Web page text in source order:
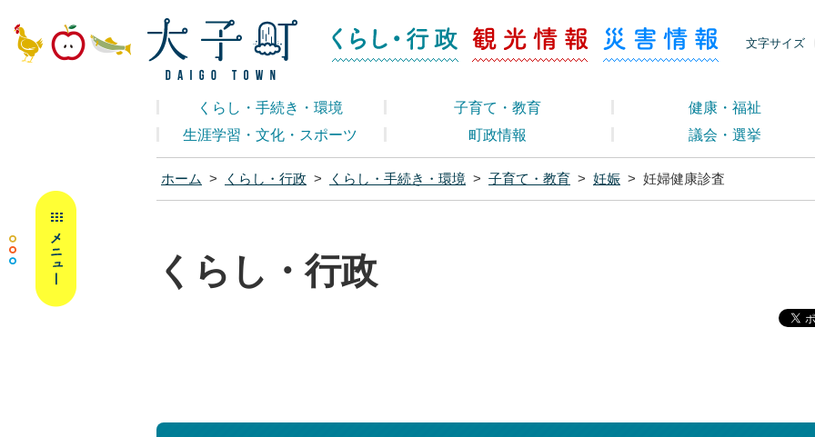
大子町ホームページ くらし・行政
文字サイズ
くらし・行政 観光情報 災害情報
くらし・手続き・環境 子育て・教育
健康・福祉
生涯学習・文化・スポーツ
町政情報 議会・選挙
ホーム > くらし・行政 > くらし・手続き・環境 > 子育て・教育 > 妊娠 > 妊婦健康診査
くらし・行政